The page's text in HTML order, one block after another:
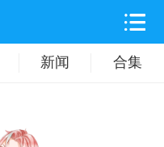
新闻 合集
旅游出行